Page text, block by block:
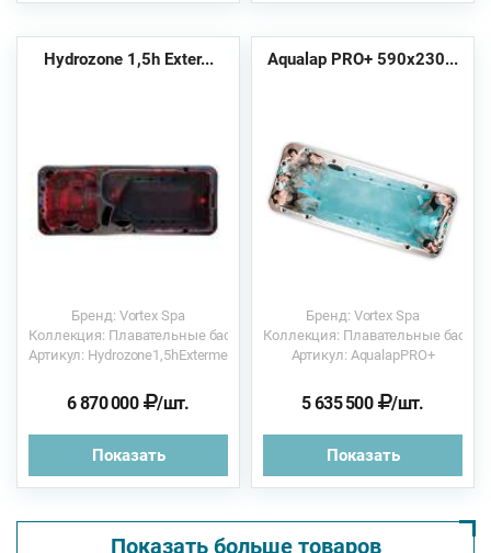
Hydrozone 1,5h Exter...
Бренд: Vortex Spa
Коллекция: Плавательные бассейны
Артикул: Hydrozone1,5hExterme
6 870 000 /шт.
Показать
Aqualap PRO+ 590х230...
Бренд: Vortex Spa
Коллекция: Плавательные
Артикул: AqualapPRO+
5 635 500 /шт.
Показать
Показать больше товаров